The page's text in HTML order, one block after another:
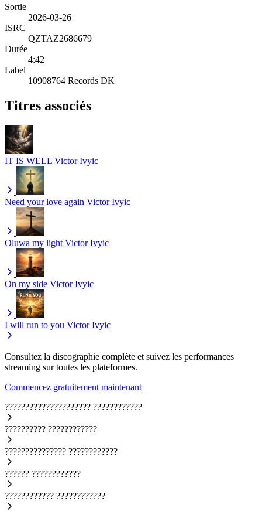
Sortie
2026-03-26
ISRC
QZTAZ2686679
Durée
4:42
Label
10908764 Records DK
Titres associés
IT IS WELL Victor Ivyic
Need your love again Victor Ivyic
Oluwa my light Victor Ivyic
On my side Victor Ivyic
I will run to you Victor Ivyic
Consultez la discographie complète et suivez les performances
streaming sur toutes les plateformes.
Commencez gratuitement maintenant
????????????????????? ????????????
?????????? ????????????
??????????????? ????????????
?????? ????????????
???????????? ????????????